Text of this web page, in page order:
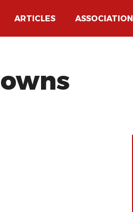
ARTICLES ASSOCIATION